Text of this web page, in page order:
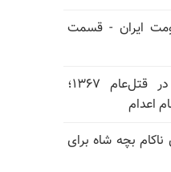
ایران - قسمت
نقش مستقیم خمینی در قتل‌عام ۱۳۶۷؛
اعدام
بچه شاه برای